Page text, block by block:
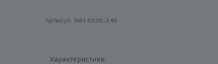
Артикул: INH-K808-340
Характеристики